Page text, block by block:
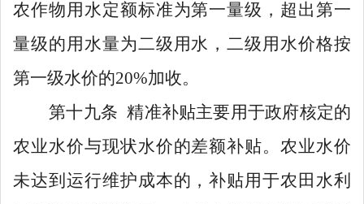
农作物用水定额标准为第一量级，超出第一
量级的用水量为二级用水，二级用水价格按
第一级水价的20%加收。
第十九条 精准补贴主要用于政府核定的
农业水价与现状水价的差额补贴。农业水价
未达到运行维护成本的，补贴用于农田水利